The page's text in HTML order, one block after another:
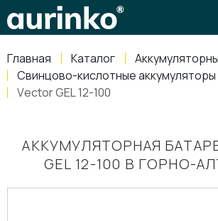
Главная Каталог
Свинцово-кислотные аккумуляторы
Vector GEL 12-100
АККУМУЛЯТОРНАЯ
GEL 12-100 В ГОРНО-
Россия, Свердловская область
8-800-770-79-40